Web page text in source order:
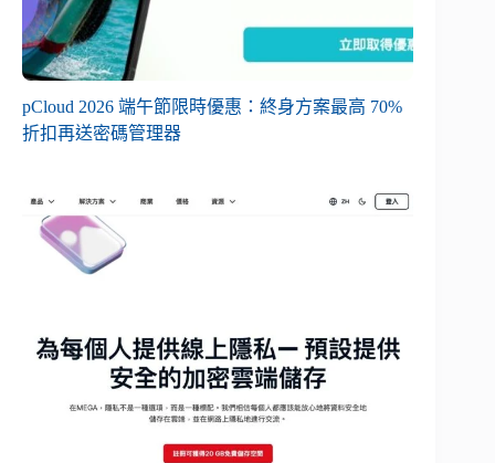
pCloud 2026 端午節限時優惠：終身方案最高 70%
折扣再送密碼管理器